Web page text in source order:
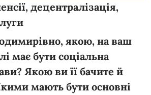
децентралізація,
якою, на ваш
має бути соціальна
Якою ви її бачите й
мають бути основні